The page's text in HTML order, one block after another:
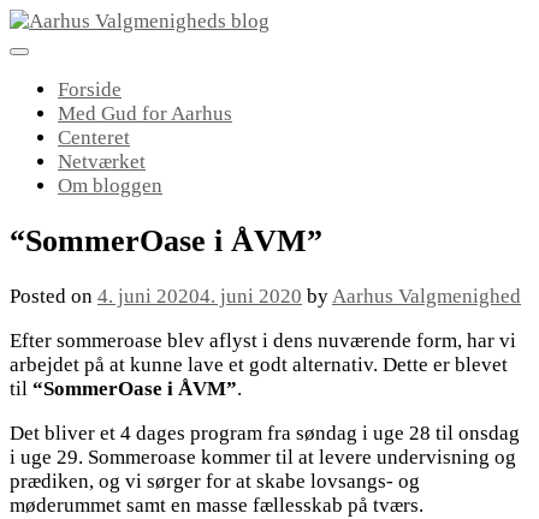
Skip
to
Forside
Med Gud for Aarhus
Centeret
Netværket
Om bloggen
“SommerOase i ÅVM”
Posted on 4. juni 20204. juni 2020 byAarhus Valgmenighed
Efter sommeroase blev aflyst i dens nuværende form, har vi
arbejdet på at kunne lave et godt alternativ. Dette er blevet
til “SommerOase i ÅVM”.
Det bliver et 4 dages program fra søndag i uge 28 til onsdag
i uge 29. Sommeroase kommer til at levere undervisning og
prædiken, og vi sørger for at skabe lovsangs- og
møderummet samt en masse fællesskab på tværs.